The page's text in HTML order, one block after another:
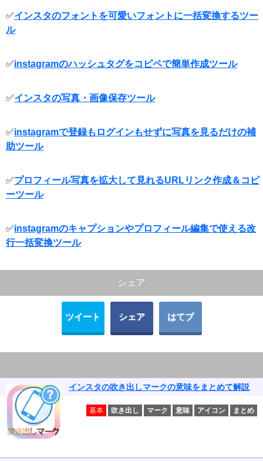
✅インスタのフォントを可愛いフォントに一括変換するツー
ル
✅instagramのハッシュタグをコピペで簡単作成ツール
✅インスタの写真・画像保存ツール
✅instagramで登録もログインもせずに写真を見るだけの補
助ツール
✅プロフィール写真を拡大して見れるURLリンク作成＆コピ
ーツール
✅instagramのキャプションやプロフィール編集で使える改
行一括変換ツール
シェア
ツイート シェア はてブ
インスタの吹き出しマークの意味をまとめて解説
基本 吹き出し マーク 意味 アイコン まとめ